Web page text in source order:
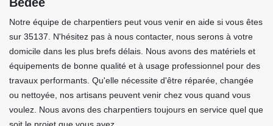
Notre équipe de charpentiers peut vous venir en aide si vous êtes
sur 35137. N'hésitez pas à nous contacter, nous serons à votre
domicile dans les plus brefs délais. Nous avons des matériels et
équipements de bonne qualité et à usage professionnel pour des
travaux performants. Qu'elle nécessite d'être réparée, changée
ou nettoyée, nos artisans peuvent venir chez vous quand vous
voulez. Nous avons des charpentiers toujours en service quel que